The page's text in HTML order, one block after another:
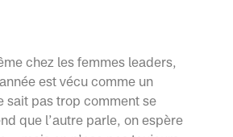
chez les femmes leaders,
est vécu comme un
sait pas trop comment se
que l’autre parle, on espère